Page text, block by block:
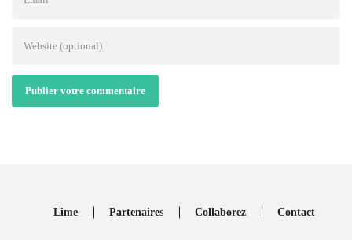
Publier votre commentaire
Lime Partenaires Collaborez Contact